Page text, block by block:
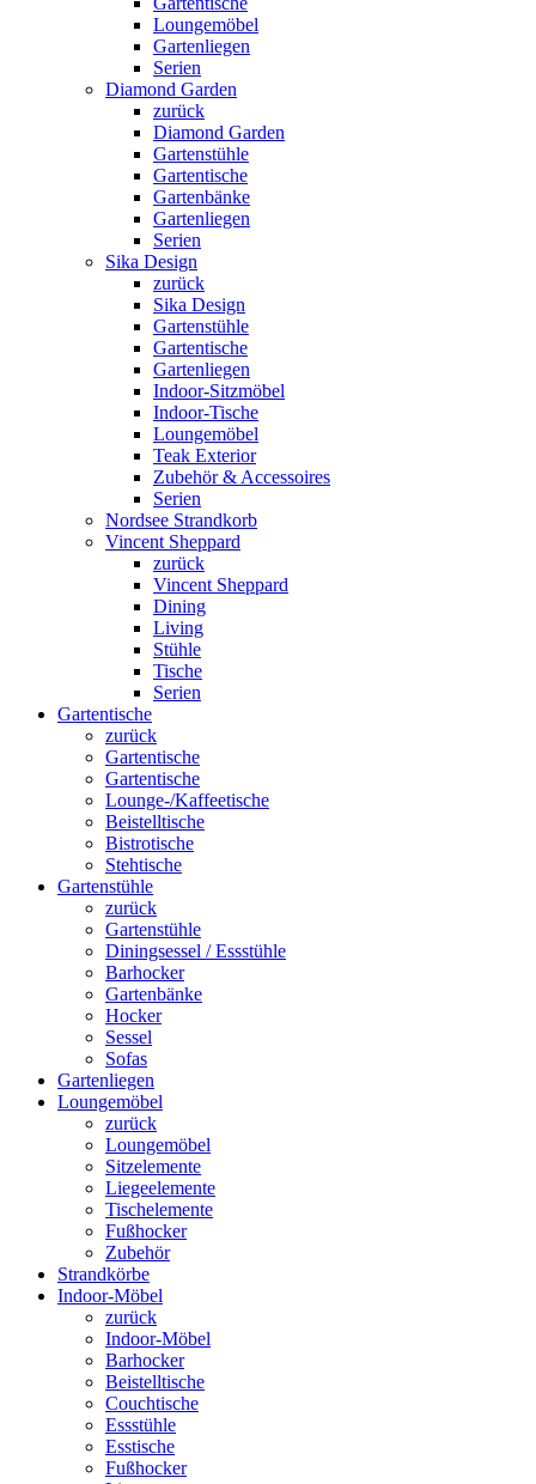
Loungemöbel
Gartenliegen
Serien
Diamond Garden
zurück
Diamond Garden
Gartenstühle
Gartentische
Gartenbänke
Gartenliegen
Serien
Sika Design
zurück
Sika Design
Gartenstühle
Gartentische
Gartenliegen
Indoor-Sitzmöbel
Indoor-Tische
Loungemöbel
Teak Exterior
Zubehör & Accessoires
Serien
Nordsee Strandkorb
Vincent Sheppard
zurück
Vincent Sheppard
Dining
Living
Stühle
Tische
Serien
Gartentische
zurück
Gartentische
Gartentische
Lounge-/Kaffeetische
Beistelltische
Bistrotische
Stehtische
Gartenstühle
zurück
Gartenstühle
Diningsessel / Essstühle
Barhocker
Gartenbänke
Hocker
Sessel
Sofas
Gartenliegen
Loungemöbel
zurück
Loungemöbel
Sitzelemente
Liegeelemente
Tischelemente
Fußhocker
Zubehör
Strandkörbe
Indoor-Möbel
zurück
Indoor-Möbel
Barhocker
Beistelltische
Couchtische
Essstühle
Esstische
Fußhocker